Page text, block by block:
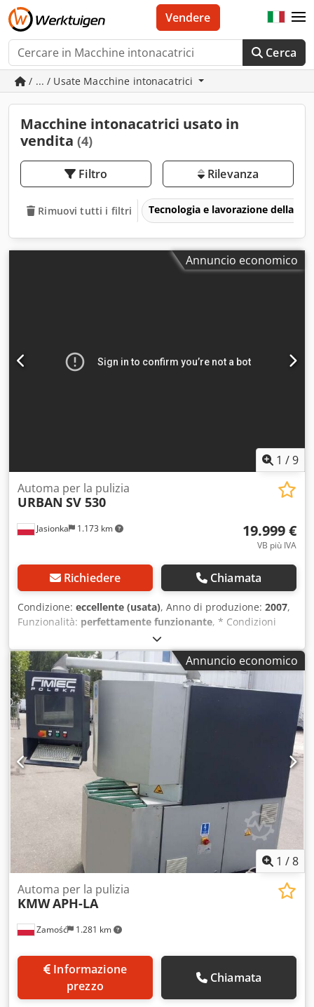
Cerca
Vendere
/ ... / Usate Macchine intonacatrici
Macchine intonacatrici usato in
vendita (4)
Filtro Rilevanza
Rimuovi tutti i filtri Tecnologia e lavorazione della
Annuncio economico
1 /9
Jasionka 1.173 km
Automa per la pulizia
URBAN SV 530
19.999 €
VB più IVA
Richiedere Chiamata
Condizione: eccellente (usata), Anno di produzione: 2007,
Funzionalità: perfettamente funzionante, * Condizioni
tecniche perfette, pronto all'uso dopo un servizio completo
eseguito integralmente * Diametro lama: 250 mm * 4 assi
controllati da CNC * Altezza massima di lavorazione: 200
mm * Sistema di riconoscimento del profilo * 2 utensili per
scanalare (superiore e inferiore) + altri utensili Dkodpfx
Ajxx Rtcshtsr
Annuncio economico
1 /8
Zamość 1.281 km
Automa per la pulizia
KMWAPH-LA
prezzo
Chiamata